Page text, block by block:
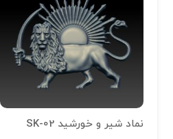
نماد شیر و خورشید SK-02